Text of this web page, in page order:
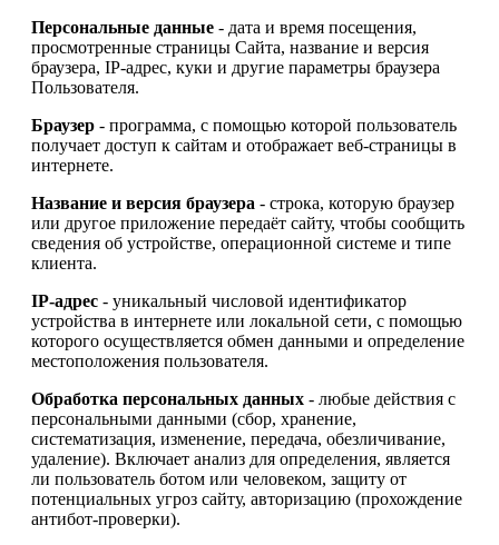
Персональные данные - дата и время посещения,
просмотренные страницы Сайта, название и версия
браузера, IP-адрес, куки и другие параметры браузера
Пользователя.
Браузер - программа, с помощью которой пользователь
получает доступ к сайтам и отображает веб-страницы в
интернете.
Название и версия браузера - строка, которую браузер
или другое приложение передаёт сайту, чтобы сообщить
сведения об устройстве, операционной системе и типе
клиента.
IP-адрес - уникальный числовой идентификатор
устройства в интернете или локальной сети, с помощью
которого осуществляется обмен данными и определение
местоположения пользователя.
Обработка персональных данных - любые действия с
персональными данными (сбор, хранение,
систематизация, изменение, передача, обезличивание,
удаление). Включает анализ для определения, является
ли пользователь ботом или человеком, защиту от
потенциальных угроз сайту, авторизацию (прохождение
антибот-проверки).